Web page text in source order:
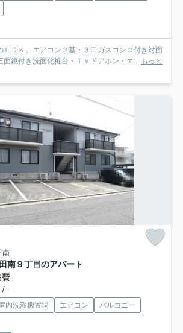
ＬＤＫ。エアコン２基・３口ガスコンロ付き対面
面鏡付き洗面化粧台・ＴＶドアホン・エ... もっと
南
南９丁目のアパート
-
/-
内洗濯機置場 エアコン
バルコニー